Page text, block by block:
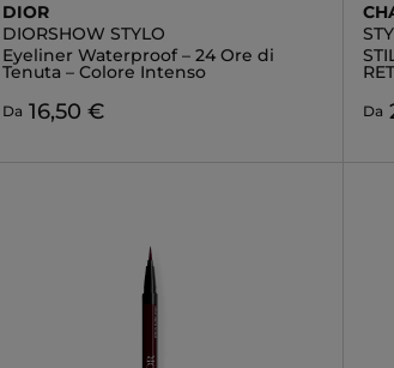
DIOR
DIORSHOW STYLO
Eyeliner Waterproof – 24 Ore di
Tenuta – Colore Intenso
Da 16,50 € Da